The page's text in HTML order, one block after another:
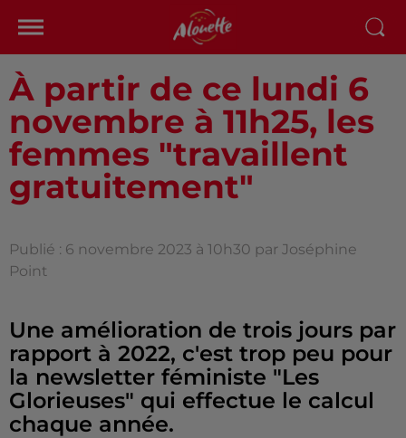
À partir de ce lundi 6
novembre à 11h25, les
femmes "travaillent
gratuitement"
Publié : 6 novembre 2023 à 10h30 par Joséphine
Point
Une amélioration de trois jours par
rapport à 2022, c'est trop peu pour
la newsletter féministe "Les
Glorieuses" qui effectue le calcul
chaque année.